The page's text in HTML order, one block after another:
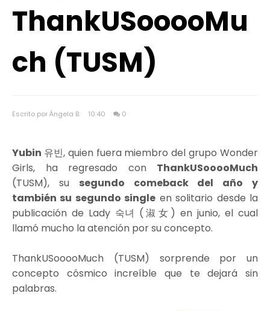
ThankUSooooMu
ch (TUSM)
Escrito por Ángela B. 10:40 0
Yubin 유빈, quien fuera miembro del grupo Wonder
Girls, ha regresado con ThankUSooooMuch
(TUSM), su segundo comeback del año y
también su segundo single en solitario desde la
publicación de Lady 숙녀 (淑女) en junio, el cual
llamó mucho la atención por su concepto.
ThankUSooooMuch (TUSM) sorprende por un
concepto cósmico increíble que te dejará sin
palabras.